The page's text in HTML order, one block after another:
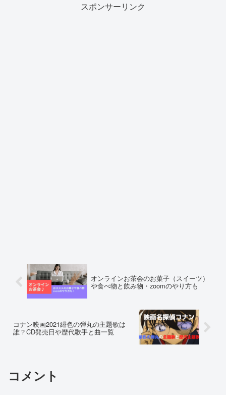
スポンサーリンク
オンラインお茶会のお菓子（スイーツ）
や食べ物と飲み物・zoomのやり方も
コナン映画2021緋色の弾丸の主題歌は
誰？CD発売日や歴代歌手と曲一覧
コメント